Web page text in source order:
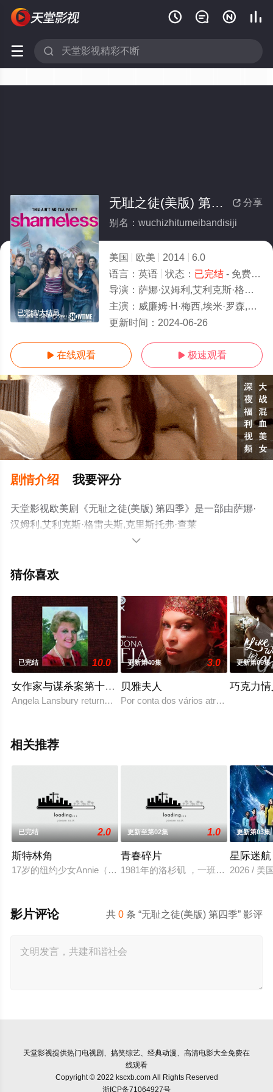
   
 
已完结/大结局
 分享
无耻之徒(美版) 第四季(全集)
别名：wuchizhitumeibandisiji
美国 欧美 2014
6.0
语言： 英语 状态： 已完结- 免费在线观看
导演： 萨娜·汉姆利,艾利克斯·格雷夫斯,克里斯托弗·查莱克,Richie,Keen,Anthony,Hemingway
主演： 威廉姆·H·梅西,埃米·罗森,杰瑞米·艾伦·怀特,伊森·卡特科斯基,卡梅隆·莫纳汉,史蒂夫·豪威,珊诺拉·汉普顿,艾玛·肯尼,妮科尔·布
更新时间： 2024-06-26
 在线观看  极速观看
剧情介绍 我要评分
天堂影视欧美剧《无耻之徒(美版) 第四季》是一部由萨娜·
汉姆利,艾利克斯·格雷夫斯,克里斯托弗·查莱
克,Richie,Keen,Anthony,Hemingway导演执导，威廉姆·H·
莫纳汉,史蒂夫·豪威,珊诺拉·汉普顿,艾玛·肯尼,妮科尔·布鲁
费舍,迈克尔·等演员精彩演绎的美国电视剧，大结局剧情已
揭晓（已完结），免费观看高清无删减完整版电视剧全集
就上天堂电影网，更多相关信息可移步至豆瓣电视剧、电
视猫或剧情网等平台了解。

猜你喜欢
已完结 10.0
女作家与谋杀案第十一季
Angela Lansbury returns to her iconic role in all 21 sensat
更新第40集 3.0
贝雅夫人
Por conta dos vários atrasos nas
更新第06集
巧克力
相关推荐
已完结 2.0
斯特林角
17岁的纽约少女Annie（艾拉·鲁宾 饰）和双胞胎哥哥由养父抚
更新至第02集 1.0
青春碎片
1981年的洛杉矶 ，一班精英名校的
更新第03集
星际迷
2026 / 美
共0 条 “无耻之徒(美版) 第四季” 影评
影片评论
天堂影视提供热门电视剧、搞笑综艺、经典动漫、高清电影大全免费在
线观看
Copyright © 2022 kscxb.com All Rights Reserved
浙ICP备71064927号